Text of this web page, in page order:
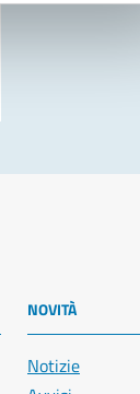
NOVITÀ
Notizie